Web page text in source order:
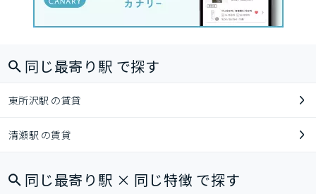
同じ最寄り駅 で探す
東所沢駅 の賃貸
清瀬駅 の賃貸
同じ最寄り駅 × 同じ特徴 で探す